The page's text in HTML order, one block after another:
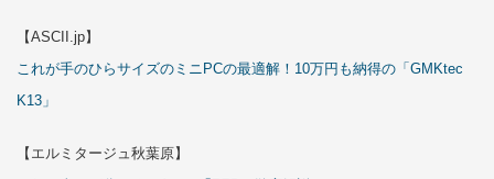
【ASCII.jp】
これが手のひらサイズのミニPCの最適解！10万円も納得の「GMKtec
K13」
【エルミタージュ秋葉原】